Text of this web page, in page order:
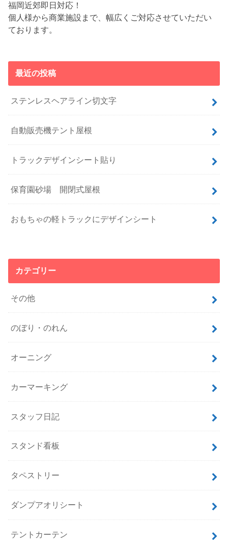
福岡近郊即日対応！
個人様から商業施設まで、幅広くご対応させていただい
ております。
最近の投稿
ステンレスヘアライン切文字
自動販売機テント屋根
トラックデザインシート貼り
保育園砂場 開閉式屋根
おもちゃの軽トラックにデザインシート
カテゴリー
その他
のぼり・のれん
オーニング
カーマーキング
スタッフ日記
スタンド看板
タペストリー
ダンプアオリシート
テントカーテン